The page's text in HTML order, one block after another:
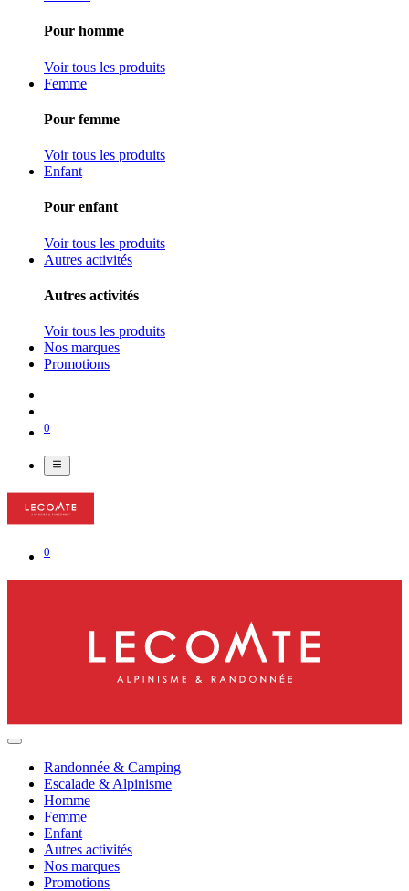
Pour homme
Voir tous les produits
Femme
Pour femme
Voir tous les produits
Enfant
Pour enfant
Voir tous les produits
Autres activités
Autres activités
Voir tous les produits
Nos marques
Promotions
0
0
Randonnée & Camping
Escalade & Alpinisme
Homme
Femme
Enfant
Autres activités
Nos marques
Promotions